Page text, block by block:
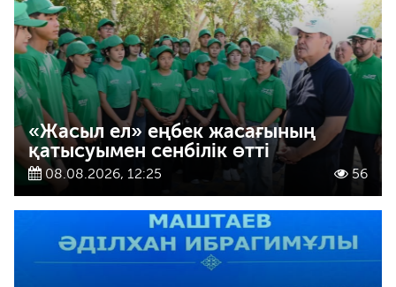
«Жасыл ел» еңбек жасағының
қатысуымен сенбілік өтті
08.08.2026, 12:25 56